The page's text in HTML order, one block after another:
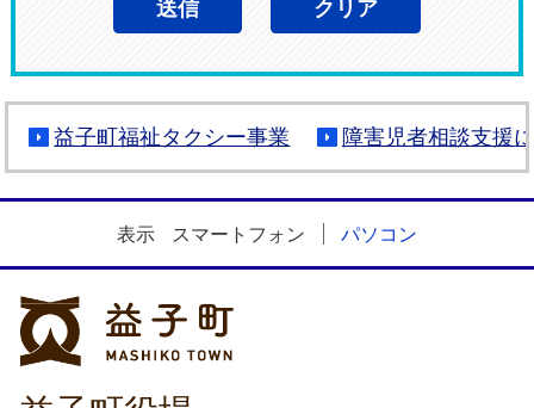
益子町福祉タクシー事業 障害児者相談支援
表示 スマートフォン パソコン